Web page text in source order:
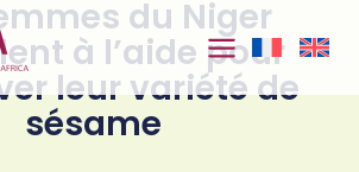
du Niger
à l’aide pour
leur variété de
sésame